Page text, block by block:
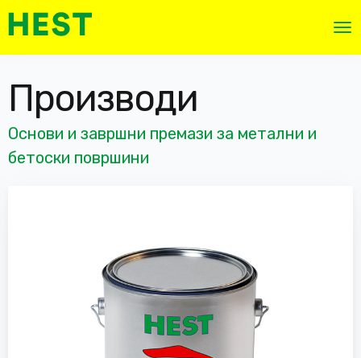
Производи
Основи и завршни премази за метални и
бетоски површини